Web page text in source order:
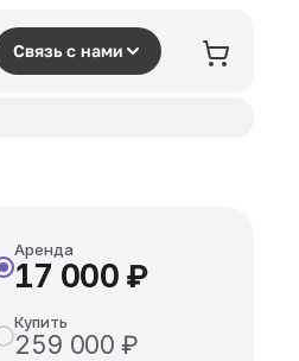
Связь с нами
Аренда
17 000 ₽
Купить
259 000 ₽